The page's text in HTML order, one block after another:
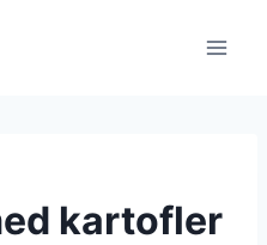
kartofler